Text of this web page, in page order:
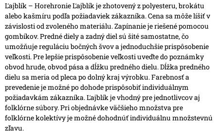
Ľajblík – HorehronieĽajblík je zhotovený z polyesteru, brokátu
alebo kašmíru podľa požiadaviek zákazníka. Cena sa môže líšiť v
závislosti od zvoleného materiálu.Zapínanie je riešené pomocou
gombíkov. Predné diely a zadný diel sú šité samostatne, čo
umožňuje reguláciu bočných švov a jednoduchšie prispôsobenie
veľkosti.Pre lepšie prispôsobenie veľkosti uveďte do poznámky
obvod hrude, obvod pása a dĺžku predného dielu. Dĺžka predného
dielu sa meria od pleca po dolný kraj výrobku.Farebnosť a
prevedenie je možné po dohode prispôsobiť individuálnym
požiadavkám zákazníka.Ľajblík je vhodný pre jednotlivcov aj
folklórne súbory. Pri objednávke väčšieho množstva pre
folklórne kolektívy je možné dohodnúť individuálnu množstevnú
zľavu.